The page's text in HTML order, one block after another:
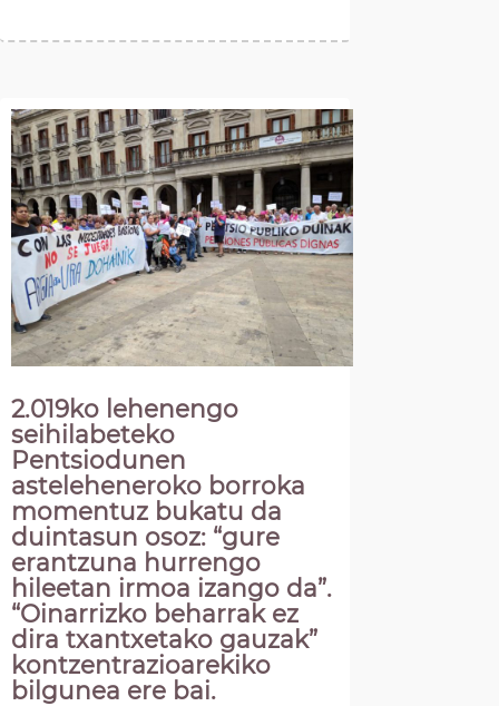
2.019ko lehenengo
seihilabeteko
Pentsiodunen
asteleheneroko borroka
momentuz bukatu da
duintasun osoz: “gure
erantzuna hurrengo
hileetan irmoa izango da”.
“Oinarrizko beharrak ez
dira txantxetako gauzak”
kontzentrazioarekiko
bilgunea ere bai.